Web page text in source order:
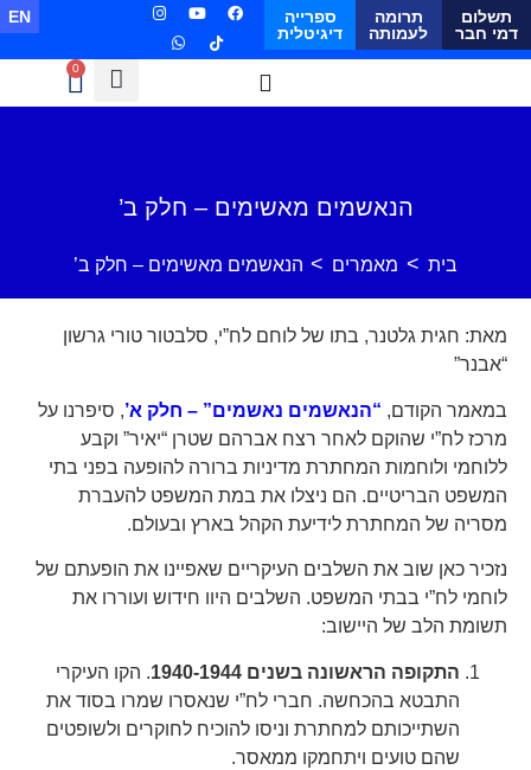
תשלום
דמי חבר
תרומה
לעמותה
ספרייה
דיגיטלית
EN
0
הנאשמים מאשימים – חלק ב’
בית > מאמרים > הנאשמים מאשימים – חלק ב’
מאת: חגית גלטנר, בתו של לוחם לח”י, סלבטור טורי גרשון
“אבנר”
במאמר הקודם, “הנאשמים נאשמים” – חלק א’, סיפרנו על
מרכז לח”י שהוקם לאחר רצח אברהם שטרן “יאיר” וקבע
ללוחמי ולוחמות המחתרת מדיניות ברורה להופעה בפני בתי
המשפט הבריטיים. הם ניצלו את במת המשפט להעברת
מסריה של המחתרת לידיעת הקהל בארץ ובעולם.
נזכיר כאן שוב את השלבים העיקריים שאפיינו את הופעתם של
לוחמי לח”י בבתי המשפט. השלבים היוו חידוש ועוררו את
תשומת הלב של היישוב:
התקופה הראשונה בשנים 1940-1944
. הקו העיקרי
התבטא בהכחשה. חברי לח”י שנאסרו שמרו בסוד את
השתייכותם למחתרת וניסו להוכיח לחוקרים ולשופטים
שהם טועים ויתחמקו ממאסר.